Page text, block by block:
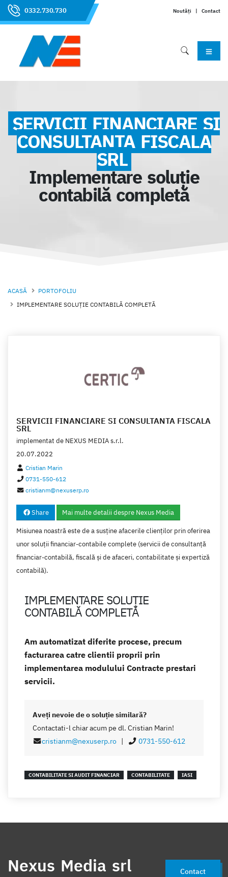
0332.730.730 Noutăți | Contact
SERVICII FINANCIARE SI
CONSULTANTA FISCALA
SRL
Implementare soluție
contabilă completă
ACASĂ
PORTOFOLIU
IMPLEMENTARE SOLUȚIE CONTABILĂ COMPLETĂ
SERVICII FINANCIARE SI CONSULTANTA FISCALA
SRL
implementat de NEXUS MEDIA s.r.l.
20.07.2022
Cristian Marin
0731-550-612
cristianm@nexuserp.ro
Share Mai multe detalii despre Nexus Media
Misiunea noastră este de a susține afacerile clienților prin oferirea
unor soluții financiar-contabile complete (servicii de consultanță
financiar-contabilă, fiscală și de afaceri, contabilitate și expertiză
contabilă).
IMPLEMENTARE SOLUȚIE
CONTABILĂ COMPLETĂ
Am automatizat diferite procese, precum
facturarea catre clientii proprii prin
implementarea modulului Contracte prestari
servicii.
Aveţi nevoie de o soluţie similară?
Contactati-l chiar acum pe dl. Cristian Marin!
cristianm@nexuserp.ro| 0731-550-612
CONTABILITATE SI AUDIT FINANCIAR CONTABILITATE IASI
Nexus Media srl Contact